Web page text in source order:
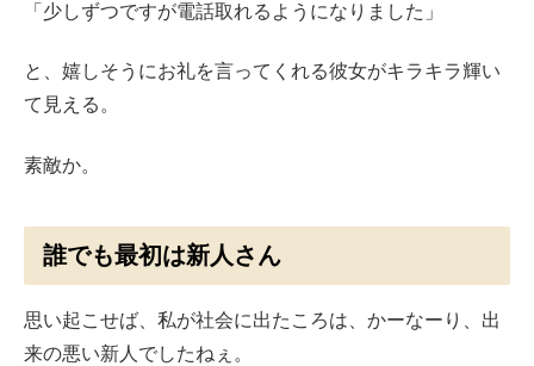
「少しずつですが電話取れるようになりました」
と、嬉しそうにお礼を言ってくれる彼女がキラキラ輝い
て見える。
素敵か。
誰でも最初は新人さん
思い起こせば、私が社会に出たころは、かーなーり、出
来の悪い新人でしたねぇ。